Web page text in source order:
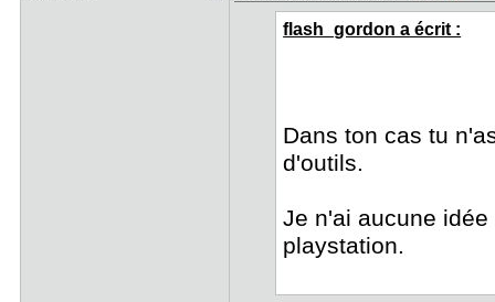
flash_gordon a écrit :
Dans ton cas tu
d'outils.
Je n'ai aucune
playstation.